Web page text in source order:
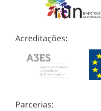
Acreditações:
Parcerias: